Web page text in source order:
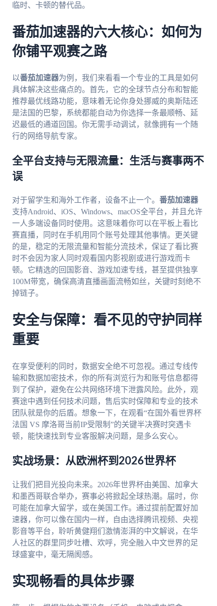
临时、卡顿的替代品。
番茄加速器的六大核心：如何为
你铺平观赛之路
以番茄加速器为例，我们来看看一个专业的工具是如何
具体解决这些痛点的。首先，它的全球节点分布和智能
推荐最优线路功能，意味着无论你身处挪威的奥斯陆还
是法国的巴黎，系统都能自动为你选择一条最顺畅、延
迟最低的通道回国。你无需手动调试，就像拥有一个随
行的网络导航专家。
全平台支持与无限流量：生活与赛事两不
误
对于留学生和海外工作者，设备不止一个。 番茄加速器
支持Android、iOS、Windows、macOS全平台，并且允许
一人多端设备同时使用。这意味着你可以在平板上看比
赛直播，同时在手机用同个账号处理其他事情。更关键
的是，稳定的无限流量和智能分流技术，保证了看比赛
时不会因为家人同时观看国内影视剧或进行游戏而卡
顿。它精选的回国影音、游戏加速专线，甚至提供独享
100M带宽，确保高清直播画面流畅如丝，关键时刻绝不
掉链子。
安全与保障：看不见的守护同样
重要
在享受便利的同时，数据安全绝不可忽视。通过专线传
输和数据加密技术，你的所有浏览行为和账号信息都得
到了保护，避免在公共网络环境下泄露风险。此外，观
赛途中遇到任何技术问题，售后实时保障和专业的技术
团队就是你的后盾。想象一下，在观看“在国外看世界杯
法国 VS 摩洛哥当前IP受限制”的关键半决赛时突遇卡
顿，能快速找到专业客服解决问题，是多么安心。
实战场景：从欧洲杯到2026世界杯
让我们把目光投向未来。2026年世界杯由美国、加拿大
和墨西哥联合举办，赛事必将掀起全球热潮。届时，你
可能在加拿大留学，或在美国工作。通过提前配置好加
速器，你可以像在国内一样，自由选择腾讯视频、央视
影音等平台，聆听黄健翔们激情澎湃的中文解说，在华
人社区的群里同步吐槽、欢呼，完全融入中文世界的足
球盛宴中，毫无隔阂感。
实现畅看的具体步骤